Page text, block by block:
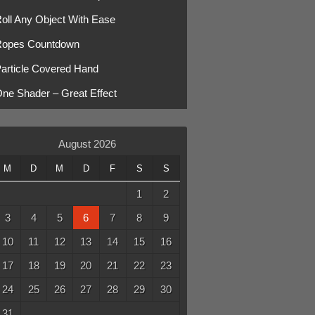
Any Object With Ease
Countdown
Covered Hand
Shader – Great Effect
August 2026
M D M D F S S
1
2
3
4 5 6 7 8
9
10
11 12 13 14 15
16
17
18 19 20 21 22
23
24
25 26 27 28 29
30